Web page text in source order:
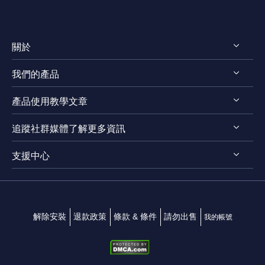
關於
認識EaseUS
評測 & 獎項
法律聲明
我們的產品
RecExperts for Windows
RecExperts for Mac
Online Screen Recorder
產品使用教學文章
螢幕錄影軟體
Mac App 商店
追蹤社群媒體了解更多資訊
 
支援中心
解除安裝 退款政策 條款 & 條件 請勿出售 我的帳號